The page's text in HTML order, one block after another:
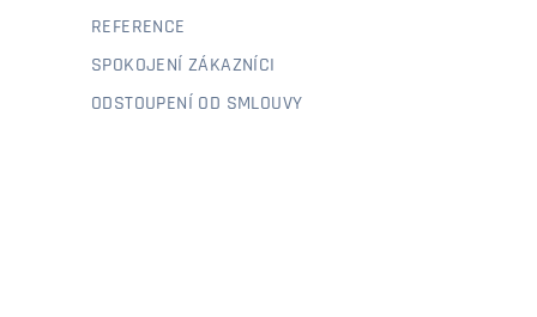
REFERENCE
SPOKOJENÍ ZÁKAZNÍCI
ODSTOUPENÍ OD SMLOUVY